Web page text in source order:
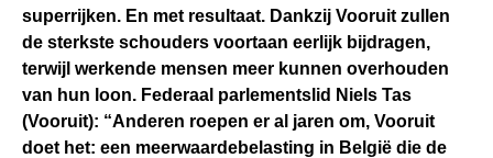
superrijken. En met resultaat. Dankzij Vooruit zullen
de sterkste schouders voortaan eerlijk bijdragen,
terwijl werkende mensen meer kunnen overhouden
van hun loon. Federaal parlementslid Niels Tas
(Vooruit): “Anderen roepen er al jaren om, Vooruit
doet het: een meerwaardebelasting in België die de